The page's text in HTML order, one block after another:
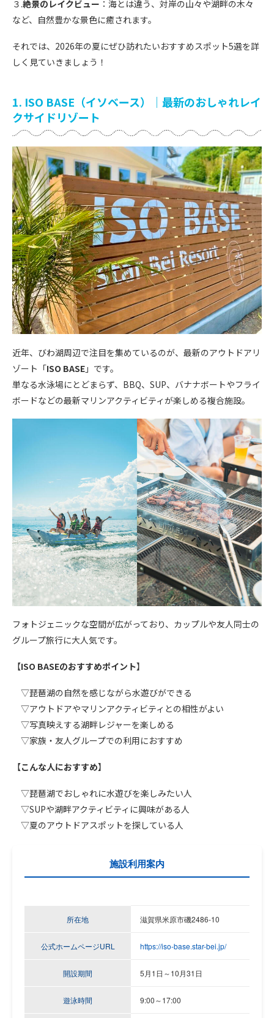
３.絶景のレイクビュー ：海とは違う、対岸の山々や湖畔の木々
など、自然豊かな景色に癒されます。
それでは、2026年の夏にぜひ訪れたいおすすめスポット5選を詳
しく見ていきましょう！
1. ISO BASE（イソベース）｜最新のおしゃれレイ
クサイドリゾート
近年、びわ湖周辺で注目を集めているのが、最新のアウトドアリ
ゾート「ISO BASE 」です。
単なる水泳場にとどまらず、BBQ、SUP、バナナボートやフライ
ボードなどの最新マリンアクティビティが楽しめる複合施設。
フォトジェニックな空間が広がっており、カップルや友人同士の
グループ旅行に大人気です。
【ISO BASEのおすすめポイント】
▽琵琶湖の自然を感じながら水遊びができる
▽アウトドアやマリンアクティビティとの相性がよい
▽写真映えする湖畔レジャーを楽しめる
▽家族・友人グループでの利用におすすめ
【こんな人におすすめ】
▽琵琶湖でおしゃれに水遊びを楽しみたい人
▽SUPや湖畔アクティビティに興味がある人
▽夏のアウトドアスポットを探している人
施設利用案内
所在地 滋賀県米原市磯2486-10
公式ホームページURL https://iso-base.star-bei.jp/
開設期間 5月1日～10月31日
遊泳時間 9:00～17:00